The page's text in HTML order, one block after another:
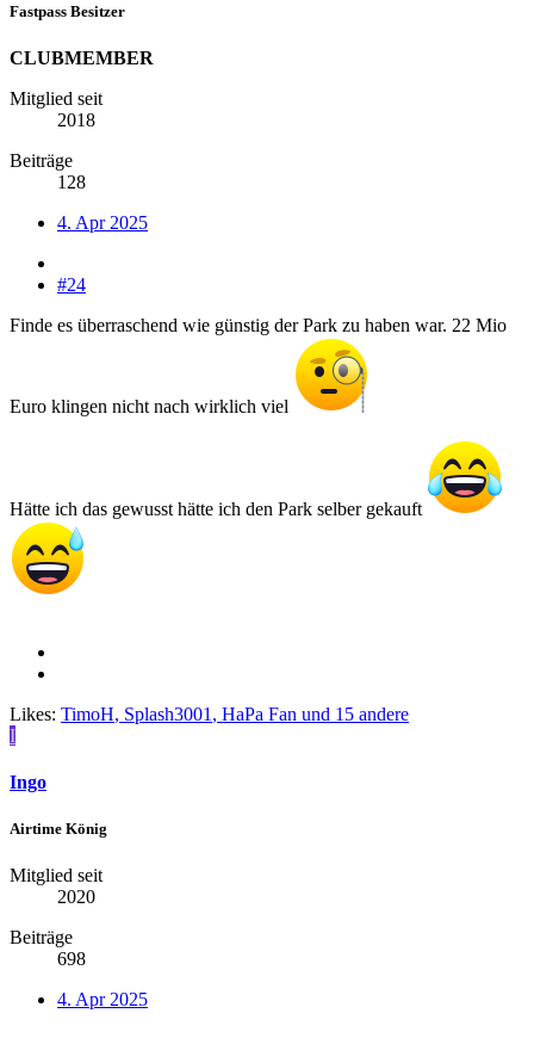
Fastpass Besitzer
CLUBMEMBER
Mitglied seit
2018
Beiträge
128
4. Apr 2025
#24
Finde es überraschend wie günstig der Park zu haben war. 22 Mio
Euro klingen nicht nach wirklich viel
Hätte ich das gewusst hätte ich den Park selber gekauft
Likes: TimoH, Splash3001 , HaPa Fan und 15 andere
I
Ingo
Airtime König
Mitglied seit
2020
Beiträge
698
4. Apr 2025